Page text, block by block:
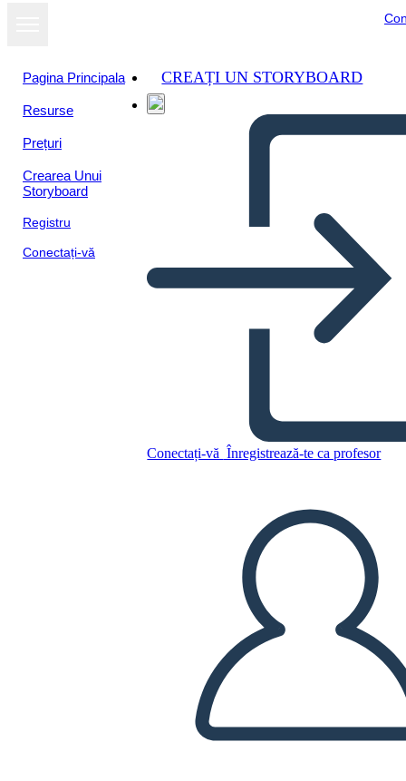
Pagina Principala
Resurse
Prețuri
Crearea Unui
Storyboard
Registru
Conectați-vă
CREAȚI UN STORYBOARD
Conectați-vă Înregistrează-te ca profesor
הפריך רספוטין
CREAȚI UN STORYBOARD
REDAȚI PREZENTAREA DE DIAPOZITIVE
CITESTE-MI